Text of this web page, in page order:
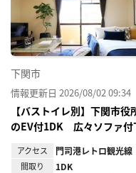
下関市
情報更新日 2026/08/02 09:34
【バストイレ別】下関市
のEV付1DK 広々ソファ付
アクセス 門司港レトロ観光線
間取り 1DK